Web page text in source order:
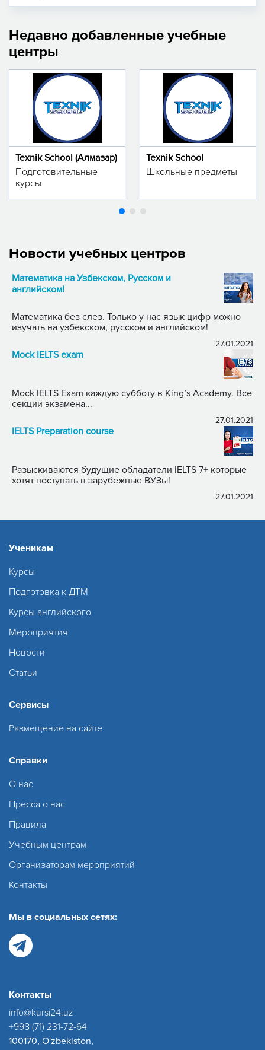
Недавно добавленные учебные
центры
Texnik School (Алмазар)
Подготовительные
курсы
Texnik School
Школьные предметы
Новости учебных центров
Математика на Узбекском, Русском и
английском!
Математика без слез. Только у нас язык цифр можно
изучать на узбекском, русском и английском!
27.01.2021
Mock IELTS exam
Mock IELTS Exam каждую субботу в King’s Academy. Все
секции экзамена...
27.01.2021
IELTS Preparation course
Разыскиваются будущие обладатели IELTS 7+ которые
хотят поступать в зарубежные ВУЗы!
27.01.2021
Ученикам
Курсы
Подготовка к ДТМ
Курсы английского
Мероприятия
Новости
Статьи
Сервисы
Размещение на сайте
Справки
О нас
Пресса о нас
Правила
Учебным центрам
Организаторам мероприятий
Контакты
Мы в социальных сетях:
Контакты
info@kursi24.uz
+998 (71) 231-72-64
100170, O'zbekiston,